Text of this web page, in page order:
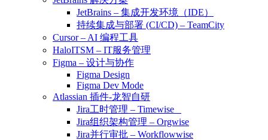
JetBrains – 集成开发环境（IDE）
持续集成与部署 (CI/CD) – TeamCity
Cursor – AI 编程工具
HaloITSM – IT服务管理
Figma – 设计与协作
Figma Design
Figma Dev Mode
Atlassian 插件-龙智自研
Jira工时管理 – Timewise
Jira组织架构管理 – Orgwise
Jira并行审批 – Workflowwise